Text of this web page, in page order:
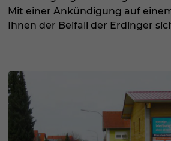
Mit einer Ankündigung auf
Ihnen der Beifall der Erdinger